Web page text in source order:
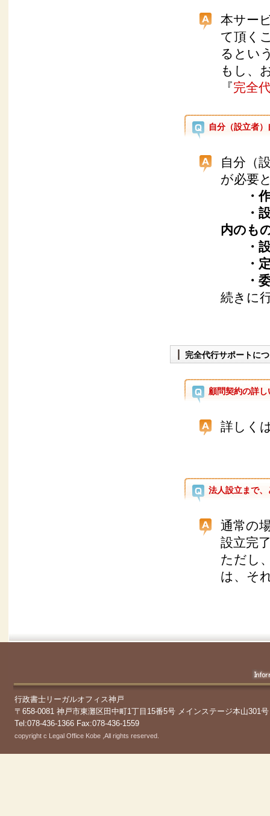
本サー
て頂く
るとい
もし、
『完全
自分（設立者
自分（
が必要
・
・
内のも
・
・
・
続きに
完全代行サポートに
顧問契約の詳
詳しく
法人設立まで
通常の
設立完
ただし
は、そ
行政書士リーガルオフィス神戸
〒658-0081 神戸市東灘区田中町1丁目15番5号 メインステージ本山301号
Tel:078-436-1366 Fax:078-436-1559
copyright c Legal Office Kobe ,All rights reserved.